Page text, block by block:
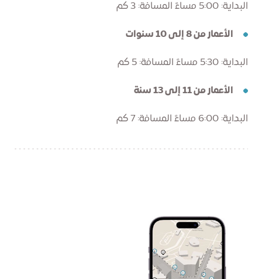
البداية: 5:00 مساءً المسافة: 3 كم
الأعمار من 8 إلى 10 سنوات
البداية: 5:30 مساءً المسافة: 5 كم
الأعمار من 11 إلى 13 سنة
البداية: 6:00 مساءً المسافة: 7 كم